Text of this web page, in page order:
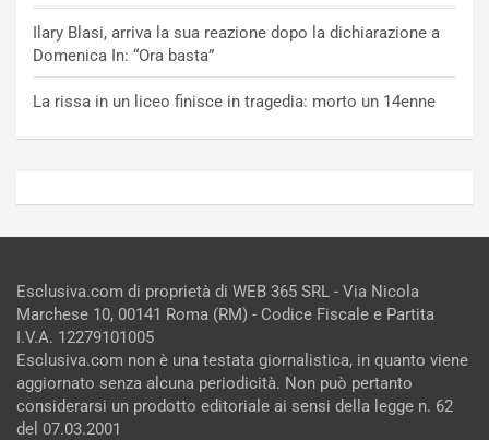
Ilary Blasi, arriva la sua reazione dopo la dichiarazione a
Domenica In: “Ora basta”
La rissa in un liceo finisce in tragedia: morto un 14enne
Esclusiva.com di proprietà di WEB 365 SRL - Via Nicola
Marchese 10, 00141 Roma (RM) - Codice Fiscale e Partita
I.V.A. 12279101005
Esclusiva.com non è una testata giornalistica, in quanto viene
aggiornato senza alcuna periodicità. Non può pertanto
considerarsi un prodotto editoriale ai sensi della legge n. 62
del 07.03.2001